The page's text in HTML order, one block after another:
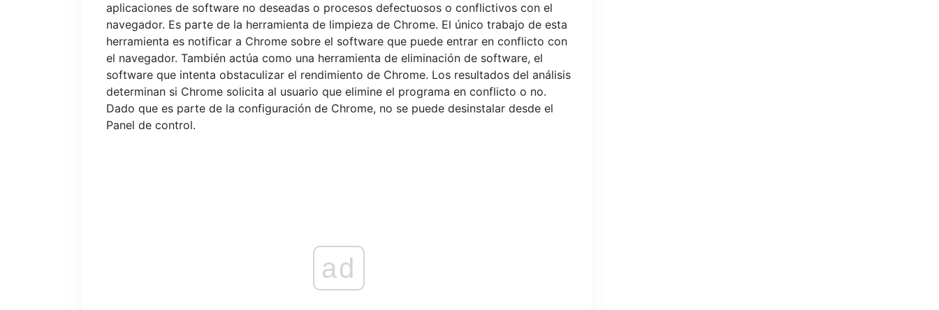
aplicaciones de software no deseadas o procesos defectuosos o conflictivos con el
navegador. Es parte de la herramienta de limpieza de Chrome. El único trabajo de esta
herramienta es notificar a Chrome sobre el software que puede entrar en conflicto con
el navegador. También actúa como una herramienta de eliminación de software, el
software que intenta obstaculizar el rendimiento de Chrome. Los resultados del análisis
determinan si Chrome solicita al usuario que elimine el programa en conflicto o no.
Dado que es parte de la configuración de Chrome, no se puede desinstalar desde el
Panel de control.
ad